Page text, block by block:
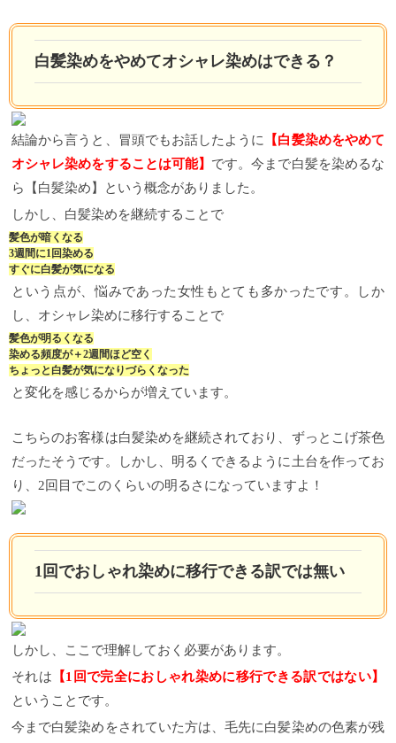
白髪染めをやめてオシャレ染めはできる？
結論から言うと、冒頭でもお話したように
【白髪染めをやめて
オシャレ染めをすることは可能】 です。今まで白髪を染めるな
ら【白髪染め】という概念がありました。
しかし、白髪染めを継続することで
髪色が暗くなる
3週間に1回染める
すぐに白髪が気になる
という点が、悩みであった女性もとても多かったです。しか
し、オシャレ染めに移行することで
髪色が明るくなる
染める頻度が＋2週間ほど空く
ちょっと白髪が気になりづらくなった
と変化を感じるからが増えています。
こちらのお客様は白髪染めを継続されており、ずっとこげ茶色
だったそうです。しかし、明るくできるように土台を作ってお
り、2回目でこのくらいの明るさになっていますよ！
1回でおしゃれ染めに移行できる訳では無い
しかし、ここで理解しておく必要があります。
それは 【1回で完全におしゃれ染めに移行できる訳ではない】
ということです。
今まで白髪染めをされていた方は、毛先に白髪染めの色素が残